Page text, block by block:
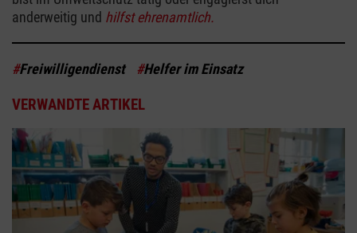
anderweitig und hilfst ehrenamtlich.
#Freiwilligendienst #Helfer im Einsatz
VERWANDTE ARTIKEL